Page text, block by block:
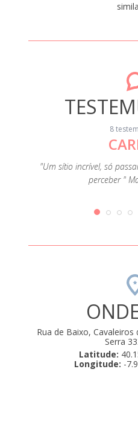
8
"Um sítio incrível, só
perceber "
Rua de Baixo,
Serra
Latitude:
Longitude: -